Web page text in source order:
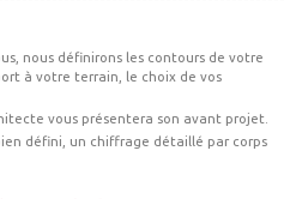
nous définirons les contours de votre
à votre terrain, le choix de vos
vous présentera son avant projet.
défini, un chiffrage détaillé par corps